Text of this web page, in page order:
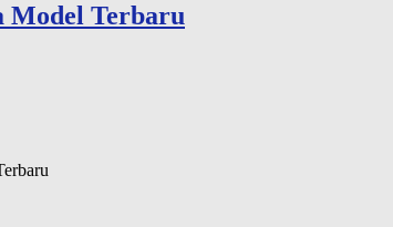
Model Terbaru